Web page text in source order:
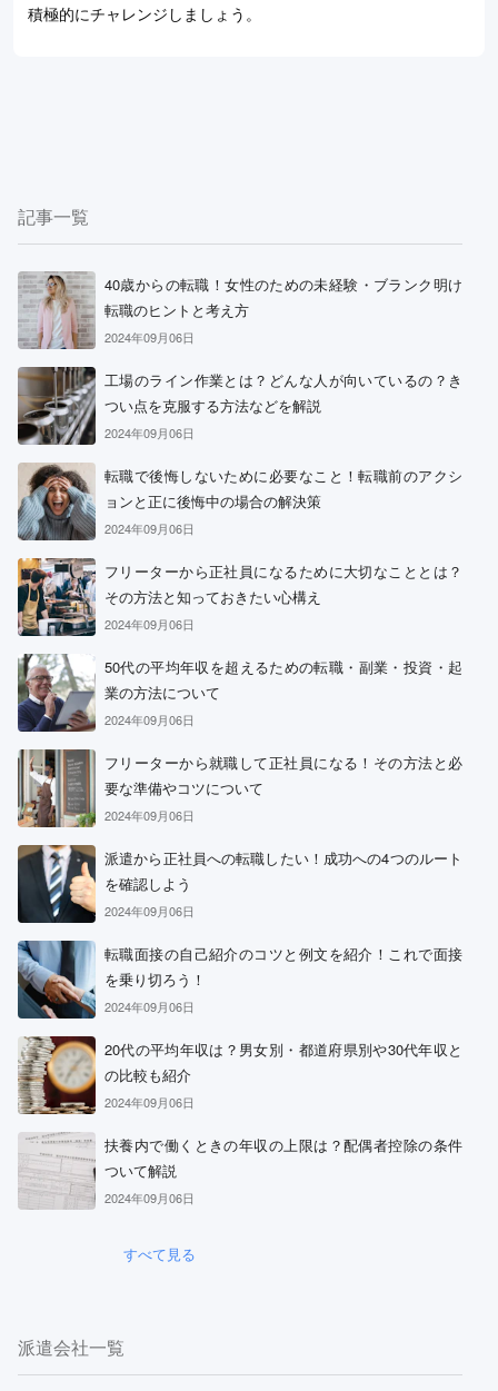
積極的にチャレンジしましょう。
記事一覧
40歳からの転職！女性のための未経験・ブランク明け
転職のヒントと考え方
2024年09月06日
工場のライン作業とは？どんな人が向いているの？き
つい点を克服する方法などを解説
2024年09月06日
転職で後悔しないために必要なこと！転職前のアクシ
ョンと正に後悔中の場合の解決策
2024年09月06日
フリーターから正社員になるために大切なこととは？
その方法と知っておきたい心構え
2024年09月06日
50代の平均年収を超えるための転職・副業・投資・起
業の方法について
2024年09月06日
フリーターから就職して正社員になる！その方法と必
要な準備やコツについて
2024年09月06日
派遣から正社員への転職したい！成功への4つのルート
を確認しよう
2024年09月06日
転職面接の自己紹介のコツと例文を紹介！これで面接
を乗り切ろう！
2024年09月06日
20代の平均年収は？男女別・都道府県別や30代年収と
の比較も紹介
2024年09月06日
扶養内で働くときの年収の上限は？配偶者控除の条件
ついて解説
2024年09月06日
すべて見る
派遣会社一覧